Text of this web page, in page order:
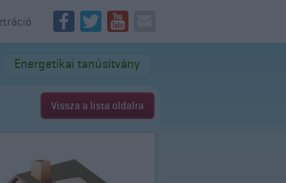
Energetikai tanúsítvány
Vissza a lista oldalra